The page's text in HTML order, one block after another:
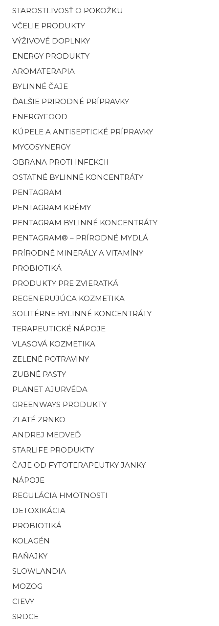
STAROSTLIVOSŤ O POKOŽKU
VČELIE PRODUKTY
VÝŽIVOVÉ DOPLNKY
ENERGY PRODUKTY
AROMATERAPIA
BYLINNÉ ČAJE
ĎALŠIE PRIRODNÉ PRÍPRAVKY
ENERGYFOOD
KÚPELE A ANTISEPTICKÉ PRÍPRAVKY
MYCOSYNERGY
OBRANA PROTI INFEKCII
OSTATNÉ BYLINNÉ KONCENTRÁTY
PENTAGRAM
PENTAGRAM KRÉMY
PENTAGRAM BYLINNÉ KONCENTRÁTY
PENTAGRAM® – PRÍRODNÉ MYDLÁ
PRÍRODNÉ MINERÁLY A VITAMÍNY
PROBIOTIKÁ
PRODUKTY PRE ZVIERATKÁ
REGENERUJÚCA KOZMETIKA
SOLITÉRNE BYLINNÉ KONCENTRÁTY
TERAPEUTICKÉ NÁPOJE
VLASOVÁ KOZMETIKA
ZELENÉ POTRAVINY
ZUBNÉ PASTY
PLANET AJURVÉDA
GREENWAYS PRODUKTY
ZLATÉ ZRNKO
ANDREJ MEDVEĎ
STARLIFE PRODUKTY
ČAJE OD FYTOTERAPEUTKY JANKY
NÁPOJE
REGULÁCIA HMOTNOSTI
DETOXIKÁCIA
PROBIOTIKÁ
KOLAGÉN
RAŇAJKY
SLOWLANDIA
MOZOG
CIEVY
SRDCE